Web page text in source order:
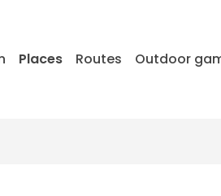
Places Routes Outdoor